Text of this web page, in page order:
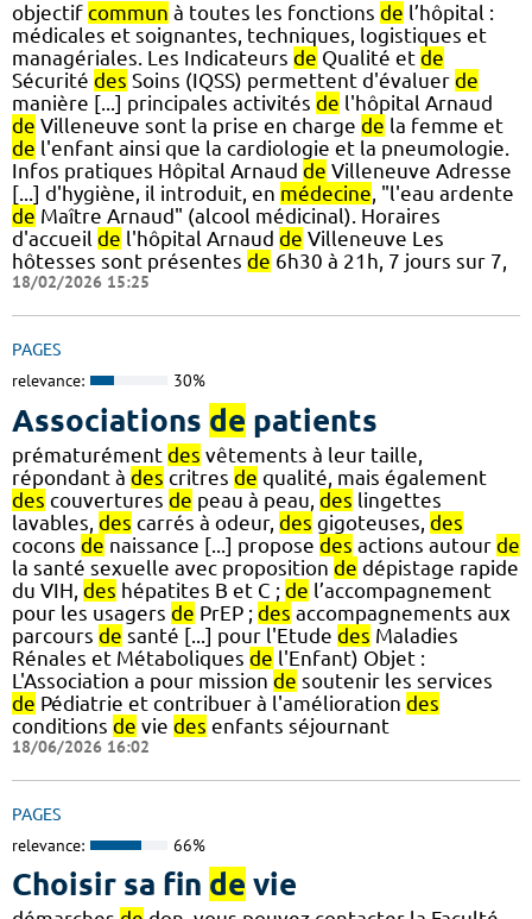
objectif commun à toutes les fonctions de l’hôpital :
médicales et soignantes, techniques, logistiques et
managériales. Les Indicateurs de Qualité et de
Sécurité des Soins (IQSS) permettent d'évaluer de
manière [...] principales activités de l'hôpital Arnaud
de Villeneuve sont la prise en charge de la femme et
de l'enfant ainsi que la cardiologie et la pneumologie.
Infos pratiques Hôpital Arnaud de Villeneuve Adresse
[...] d'hygiène, il introduit, en médecine, "l'eau ardente
de Maître Arnaud" (alcool médicinal). Horaires
d'accueil de l'hôpital Arnaud de Villeneuve Les
hôtesses sont présentes de 6h30 à 21h, 7 jours sur 7,
18/02/2026 15:25
PAGES
relevance: 30%
Associations de patients
prématurément des vêtements à leur taille,
répondant à des critres de qualité, mais également
des couvertures de peau à peau, des lingettes
lavables, des carrés à odeur, des gigoteuses, des
cocons de naissance [...] propose des actions autour de
la santé sexuelle avec proposition de dépistage rapide
du VIH, des hépatites B et C ; de l’accompagnement
pour les usagers de PrEP ; des accompagnements aux
parcours de santé [...] pour l'Etude des Maladies
Rénales et Métaboliques de l'Enfant) Objet :
L'Association a pour mission de soutenir les services
de Pédiatrie et contribuer à l'amélioration des
conditions de vie des enfants séjournant
18/06/2026 16:02
PAGES
relevance: 66%
Choisir sa fin de vie